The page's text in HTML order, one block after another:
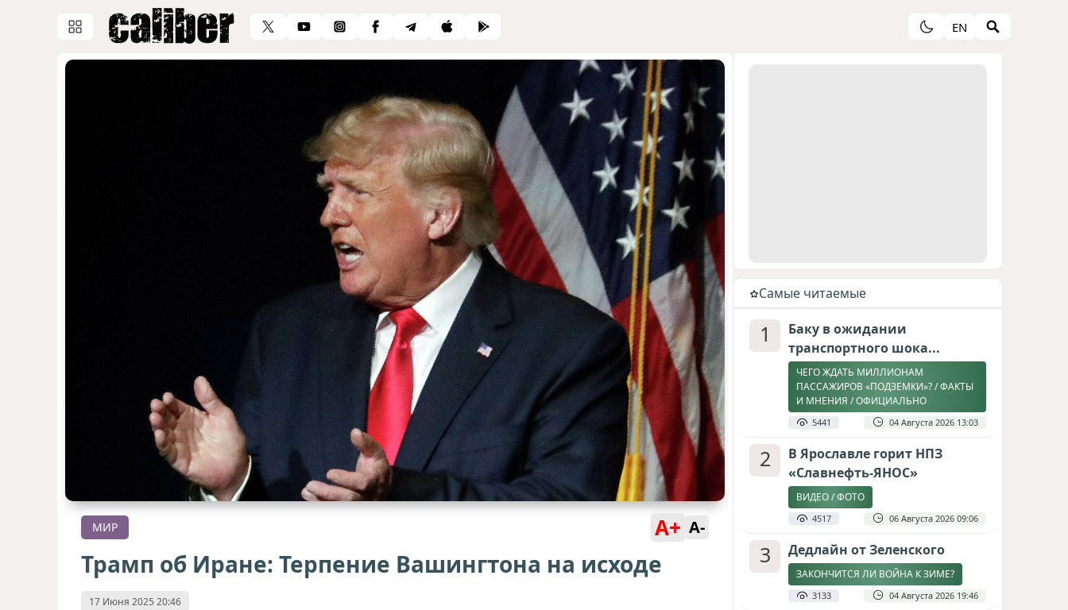
EN
МИР A+ A-
Трамп об Иране: Терпение Вашингтона на исходе
17 Июня 2025 20:46
Cамые читаемые
1
Баку в ожидании
транспортного шока...
ЧЕГО ЖДАТЬ МИЛЛИОНАМ
ПАССАЖИРОВ «ПОДЗЕМКИ»? / ФАКТЫ
И МНЕНИЯ / ОФИЦИАЛЬНО
5441 04 Августа 2026 13:03
2
В Ярославле горит НПЗ
«Славнефть-ЯНОС»
ВИДЕО / ФОТО
4517 06 Августа 2026 09:06
3 Дедлайн от Зеленского
ЗАКОНЧИТСЯ ЛИ ВОЙНА К ЗИМЕ?
3133 04 Августа 2026 19:46